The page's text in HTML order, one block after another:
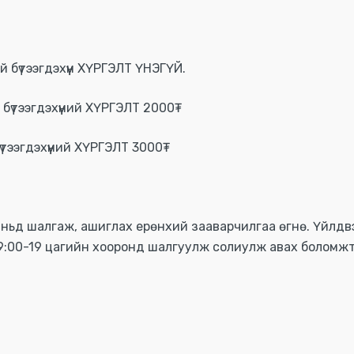
бүтээгдэхүүн ХҮРГЭЛТ ҮНЭГҮЙ.
ХҮРГЭЛТ 2000₮
ХҮРГЭЛТ 3000₮
таньд шалгаж, ашиглах ерөнхий зааварчилгаа өгнө.
19 цагийн хооронд шалгуулж солиулж авах